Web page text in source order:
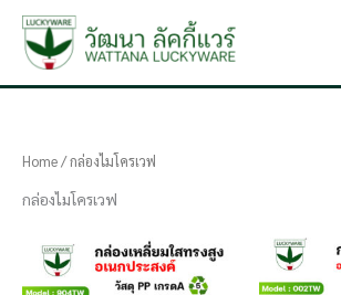
Skip
content
Home/ กล่องไมโครเวฟ
กล่องไมโครเวฟ